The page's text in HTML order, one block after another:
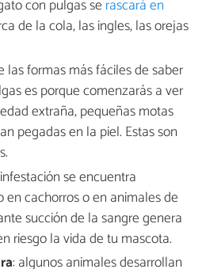
con pulgas se rascará en
de la cola, las ingles, las orejas
las formas más fáciles de saber
es porque comenzarás a ver
extraña, pequeñas motas
pegadas en la piel. Estas son
se encuentra
cachorros o en animales de
succión de la sangre genera
riesgo la vida de tu mascota.
: algunos animales desarrollan